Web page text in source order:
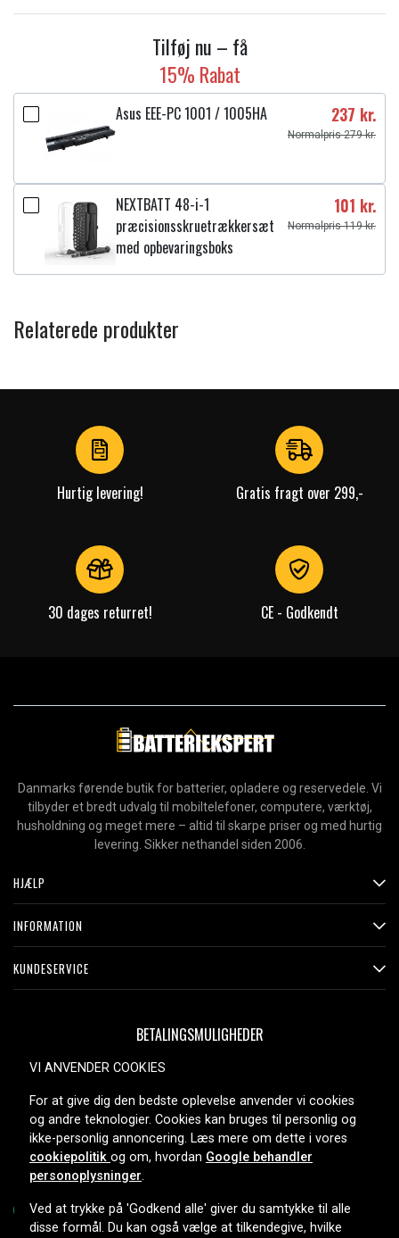
Tilføj nu – få
15% Rabat
Asus EEE-PC 1001 / 1005HA 237 kr.
Normalpris 279 kr.
NEXTBATT 48-i-1
præcisionsskruetrækkersæt
med opbevaringsboks
101 kr.
Normalpris 119 kr.
Relaterede produkter
Hurtig levering! Gratis fragt over 299,-
30 dages returret! CE - Godkendt
Danmarks førende butik for batterier, opladere og reservedele. Vi
tilbyder et bredt udvalg til mobiltelefoner, computere, værktøj,
husholdning og meget mere – altid til skarpe priser og med hurtig
levering. Sikker nethandel siden 2006.
HJÆLP
INFORMATION
KUNDESERVICE
BETALINGSMULIGHEDER
LEVERINGSMULIGHEDER
VI ANVENDER COOKIES
For at give dig den bedste oplevelse anvender vi cookies
og andre teknologier. Cookies kan bruges til personlig og
ikke-personlig annoncering. Læs mere om dette i vores
cookiepolitik og om, hvordan Google behandler
personoplysninger.
Ved at trykke på 'Godkend alle' giver du samtykke til alle
disse formål. Du kan også vælge at tilkendegive, hvilke